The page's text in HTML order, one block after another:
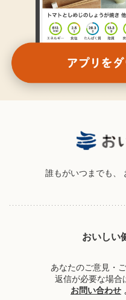
誰もがいつまでも、
おいしい
あなたのご意見・
返信が必要な場合
お問い合わせ